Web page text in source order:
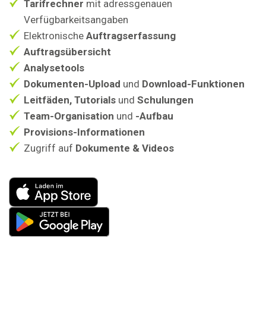
Tarifrechner mit adressgenauen
Verfügbarkeitsangaben
Elektronische Auftragserfassung
Auftragsübersicht
Analysetools
Dokumenten-Upload und Download-Funktionen
Leitfäden, Tutorials und Schulungen
Team-Organisation und -Aufbau
Provisions-Informationen
Zugriff auf Dokumente & Videos